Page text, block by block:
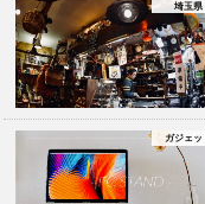
埼玉県
ガジェッ